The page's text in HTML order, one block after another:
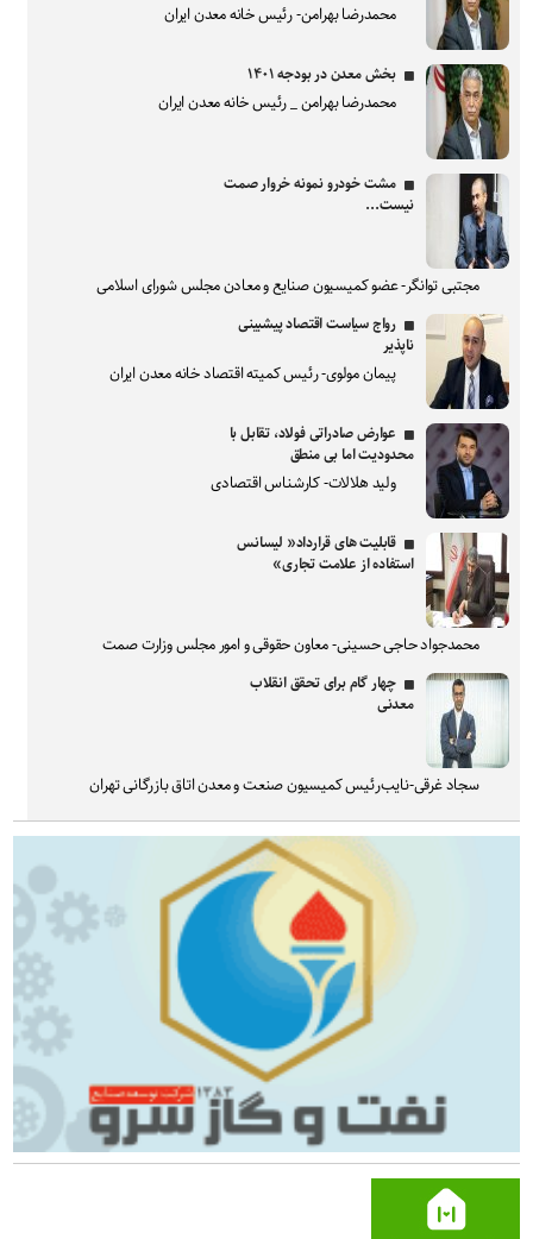
محمدرضا بهرامن- رئیس خانه معدن ایران
بخش معدن در بودجه ۱۴۰۱
محمدرضا بهرامن _ رئیس خانه معدن ایران
مشت خودرو نمونه خروار صمت
نیست...
مجتبی توانگر- عضو کمیسیون صنایع و معادن مجلس شورای اسلامی
رواج سیاست اقتصاد پیشبینی
ناپذیر
پیمان مولوی- رئیس کمیته اقتصاد خانه معدن ایران
عوارض صادراتی فولاد، تقابل با
محدودیت اما بی منطق
ولید هلالات- کارشناس اقتصادی
قابلیت های قرارداد« لیسانس
استفاده از علامت تجاری»
محمدجواد حاجی حسینی- معاون حقوقی و امور مجلس وزارت صمت
چهار گام برای تحقق انقلاب
معدنی
سجاد غرقی-نایب‌رئیس کمیسیون صنعت و معدن اتاق بازرگانی تهران